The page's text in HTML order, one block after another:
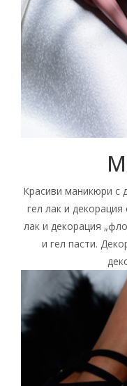
Красиви маникюри с
гел лак и
лак и декорация
и гел пасти.